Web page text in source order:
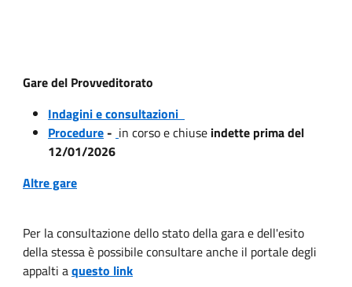
Gare del Provveditorato
Indagini e consultazioni
Procedure- in corso e chiuse indette prima del
12/01/2026
Altre gare
Per la consultazione dello stato della gara e dell'esito
della stessa è possibile consultare anche il portale degli
appalti aquesto link